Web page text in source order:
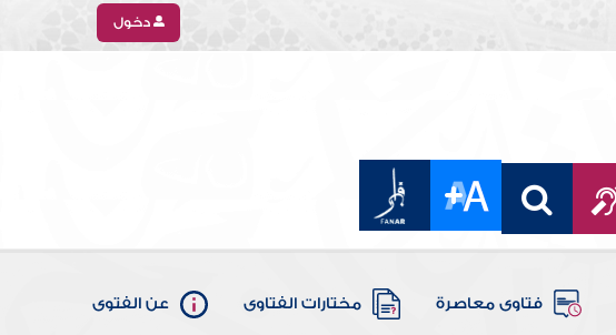
دخول
فتاوى معاصرة مختارات الفتاوى عن الفتوى